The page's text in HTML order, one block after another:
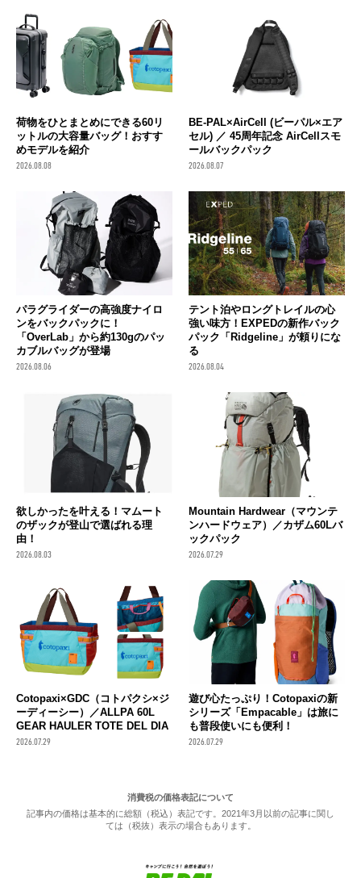
荷物をひとまとめにできる60リ
ットルの大容量バッグ！おすす
めモデルを紹介
2026.08.08
BE-PAL×AirCell (ビーパル×エア
セル) ／ 45周年記念 AirCellスモ
ールバックパック
2026.08.07
パラグライダーの高強度ナイロ
ンをバックパックに！
「OverLab」から約130gのパッ
カブルバッグが登場
2026.08.06
テント泊やロングトレイルの心
強い味方！EXPEDの新作バック
パック「Ridgeline」が頼りにな
る
2026.08.04
欲しかったを叶える！マムート
のザックが登山で選ばれる理
由！
2026.08.03
Mountain Hardwear（マウンテ
ンハードウェア）／カザム60Lバ
ックパック
2026.07.29
Cotopaxi×GDC（コトパクシ×ジ
ーディーシー）／ALLPA 60L
GEAR HAULER TOTE DEL DIA
2026.07.29
遊び心たっぷり！Cotopaxiの新
シリーズ「Empacable」は旅に
も普段使いにも便利！
2026.07.29
消費税の価格表記について
記事内の価格は基本的に総額（税込）表記です。2021年3月以前の記事に関し
ては（税抜）表示の場合もあります。